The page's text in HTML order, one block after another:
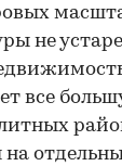
не
все